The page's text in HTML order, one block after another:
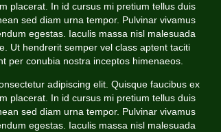
placerat. In id cursus mi pretium tellus duis
sed diam urna tempor. Pulvinar vivamus
egestas. Iaculis massa nisl malesuada
Ut hendrerit semper vel class aptent taciti
per conubia nostra inceptos himenaeos.
adipiscing elit. Quisque faucibus ex
placerat. In id cursus mi pretium tellus duis
sed diam urna tempor. Pulvinar vivamus
egestas. Iaculis massa nisl malesuada